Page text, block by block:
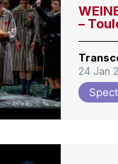
–
24 Jan